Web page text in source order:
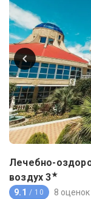
Лечебно-
воздух 3★
9.1 / 10 8 оценок